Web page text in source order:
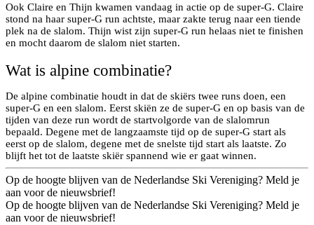
Ook Claire en Thijn kwamen vandaag in actie op de super-G. Claire
stond na haar super-G run achtste, maar zakte terug naar een tiende
plek na de slalom. Thijn wist zijn super-G run helaas niet te finishen
en mocht daarom de slalom niet starten.
Wat is alpine combinatie?
De alpine combinatie houdt in dat de skiërs twee runs doen, een
super-G en een slalom. Eerst skiën ze de super-G en op basis van de
tijden van deze run wordt de startvolgorde van de slalomrun
bepaald. Degene met de langzaamste tijd op de super-G start als
eerst op de slalom, degene met de snelste tijd start als laatste. Zo
blijft het tot de laatste skiër spannend wie er gaat winnen.
Op de hoogte blijven van de Nederlandse Ski Vereniging? Meld je
aan voor de nieuwsbrief!
Op de hoogte blijven van de Nederlandse Ski Vereniging? Meld je
aan voor de nieuwsbrief!